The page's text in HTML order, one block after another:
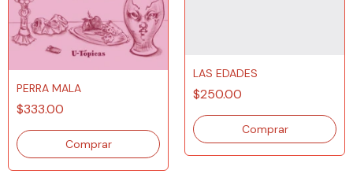
PERRA MALA
$333.00
LAS EDADES
$250.00